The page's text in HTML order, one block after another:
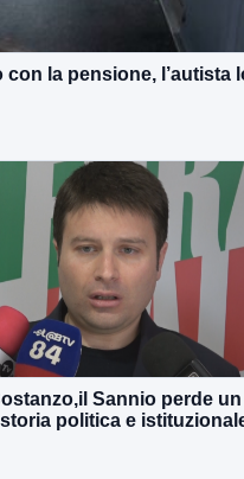
con la pensione, l’autista
Sannio perde un
politica e